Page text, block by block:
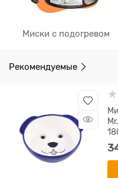
Миски с подогревом
Рекомендуемые